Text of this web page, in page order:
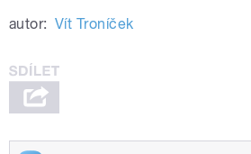
autor: Vít Troníček